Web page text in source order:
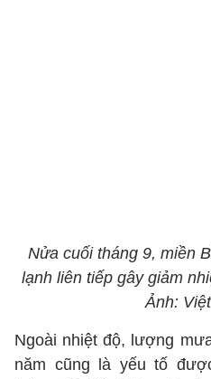
Nửa cuối tháng 9, miền
lạnh liên tiếp gây giảm
Ảnh:
Ngoài nhiệt độ, lượng
năm cũng là yếu tố